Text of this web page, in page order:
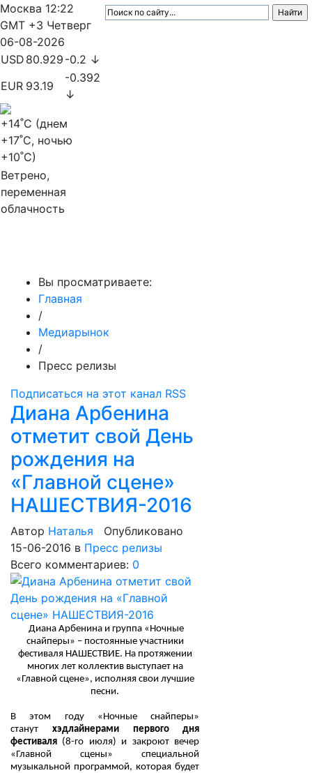
Москва 12:22
GMT +3 Четверг
06-08-2026
USD 80.929 -0.2 ↓
EUR 93.19
-0.392
↓
+14˚C (днем
+17˚C, ночью
+10˚C)
Ветрено,
переменная
облачность
Вы просматриваете:
Главная
/
Медиарынок
/
Пресс релизы
Подписаться на этот канал RSS
Диана Арбенина
отметит свой День
рождения на
«Главной сцене»
НАШЕСТВИЯ-2016
Автор Наталья
Опубликовано
15-06-2016 в Пресс релизы
Всего комментариев: 0
Диана Арбенина и группа «Ночные
снайперы» – постоянные участники
фестиваля НАШЕСТВИЕ. На протяжении
многих лет коллектив выступает на
«Главной сцене», исполняя свои лучшие
песни.
В этом году «Ночные снайперы»
станут хэдлайнерами
первого дня
фестиваля (8-го июля) и закроют вечер
«Главной сцены» специальной
музыкальной программой, которая будет